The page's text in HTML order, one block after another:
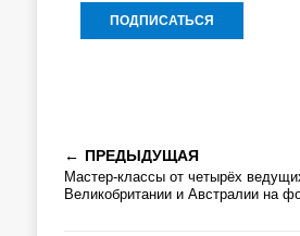
ПРЕДЫДУЩАЯ
Мастер-классы от четырёх
Великобритании и Австралии на